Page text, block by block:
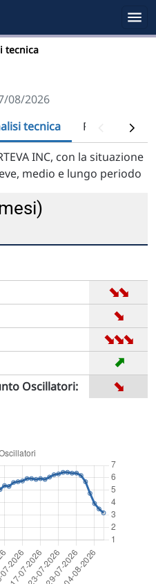
tecnica
08/2026
tecnica
INC, con la situazione
medio e lungo periodo
➡
➡
➡
➡
➡
➡
➡
Oscillatori: ➡